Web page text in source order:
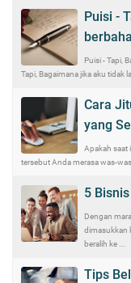
Puisi -
Puisi - Tapi,
Tapi, Bagaimana jika aku tidak
Cara
yang
Apakah saat
tersebut Anda merasa was-
5
Dengan
dimasukkan
beralih ke ...
Tips